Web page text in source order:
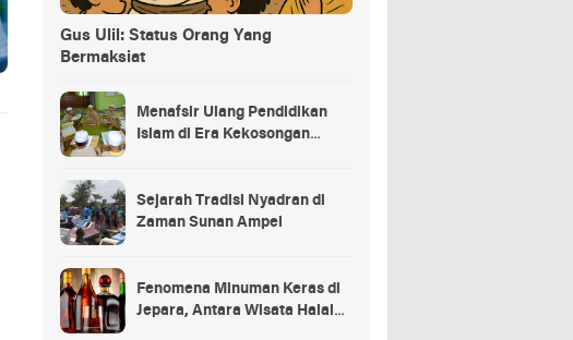
Gus Ulil: Status Orang Yang
Bermaksiat
Menafsir Ulang Pendidikan
Islam di Era Kekosongan
Sejarah Tradisi Nyadran di
Zaman Sunan Ampel
Fenomena Minuman Keras di
Jepara, Antara Wisata Halal